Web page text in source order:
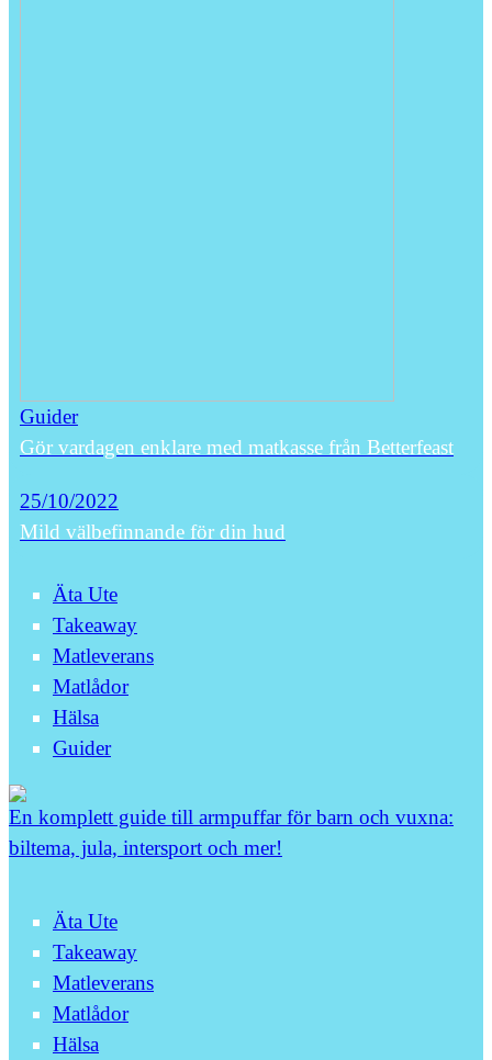
Guider
Gör vardagen enklare med matkasse från Betterfeast
25/10/2022
Mild välbefinnande för din hud
Äta Ute
Takeaway
Matleverans
Matlådor
Hälsa
Guider
En komplett guide till armpuffar för barn och vuxna:
biltema, jula, intersport och mer!
Äta Ute
Takeaway
Matleverans
Matlådor
Hälsa